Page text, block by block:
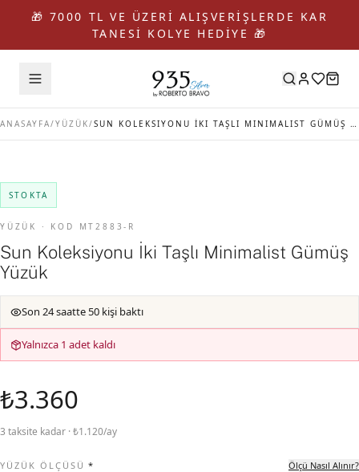
🎁 7000 TL VE ÜZERİ ALIŞVERİŞLERDE KAR
TANESİ KOLYE HEDİYE 🎁
ANASAYFA/YÜZÜK/ SUN KOLEKSIYONU İKI TAŞLI MINIMALIST GÜMÜŞ YÜZÜK
STOKTA
YÜZÜK · KOD MT2883-R
Sun Koleksiyonu İki Taşlı Minimalist Gümüş
Yüzük
Son 24 saatte 50 kişi baktı
Yalnızca 1 adet kaldı
₺3.360
3 taksite kadar · ₺1.120/ay
YÜZÜK ÖLÇÜSÜ * Ölçü Nasıl Alınır?